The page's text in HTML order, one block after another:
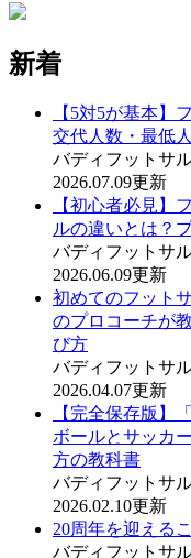
新着
【5対5が基本】
交代人数・最低
バディフットサ
2026.07.09更新
【初心者必見】
ルの違いとは？
バディフットサ
2026.06.09更新
初めてのフット
のプロコーチが
び方
バディフットサ
2026.04.07更新
【完全保存版】
ボールとサッカ
方の教科書
バディフットサ
2026.02.10更新
20周年を迎える
バディフットサ